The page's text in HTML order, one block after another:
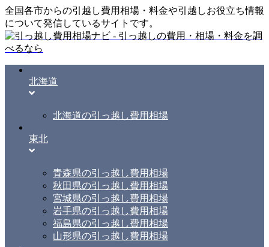
全国各市からの引越し費用相場・料金や引越しお役立ち情報
について発信しているサイトです。
北海道
北海道の引っ越し費用相場
東北
青森県の引っ越し費用相場
秋田県の引っ越し費用相場
宮城県の引っ越し費用相場
岩手県の引っ越し費用相場
福島県の引っ越し費用相場
山形県の引っ越し費用相場